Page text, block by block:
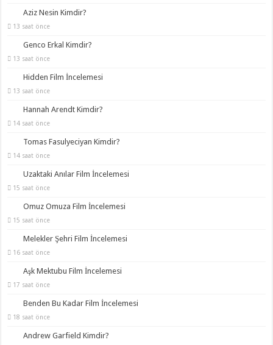
Aziz Nesin Kimdir?
13 saat önce
Genco Erkal Kimdir?
13 saat önce
Hidden Film İncelemesi
13 saat önce
Hannah Arendt Kimdir?
14 saat önce
Tomas Fasulyeciyan Kimdir?
14 saat önce
Uzaktaki Anılar Film İncelemesi
15 saat önce
Omuz Omuza Film İncelemesi
15 saat önce
Melekler Şehri Film İncelemesi
16 saat önce
Aşk Mektubu Film İncelemesi
17 saat önce
Benden Bu Kadar Film İncelemesi
18 saat önce
Andrew Garfield Kimdir?